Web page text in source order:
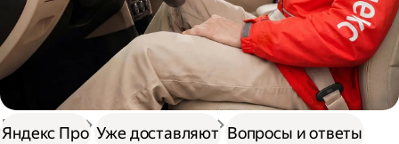
Доставка Нужна работа Автокурьер
Яндекс Про Уже доставляют Вопросы и ответы